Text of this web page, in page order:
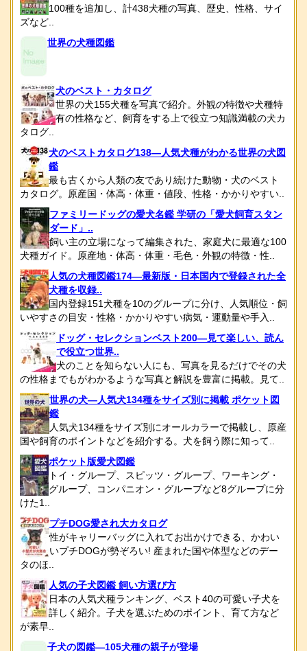
100種を追加し、計438犬種の写真、歴史、性格、サイ
ズなど..
世界の犬種図鑑
犬のベスト・カタログ
世界の犬155犬種を写真で紹介。外観の特徴や犬種特
有の性格など、飼育をする上で役立つ知識満載の犬カ
タログ..
犬のベストカタログ138―人気犬種がわかる世界の犬図
鑑
最も古くから人類の友であり続けた動物・犬のベスト
カタログ。原産国・体高・体重・値段、性格・かかりやすい..
ファミリードッグの愛犬名鑑 学研の「愛犬飼育スタン
ダード」..
飼い主の立場になって編集された、家庭犬に最適な100
犬種ガイド。原産地・体高・体重・毛色・外観の特徴・性..
人気の犬種図鑑174―最新版・日本国内で登録された全
犬種を収録..
国内登録151犬種を10のグループに分け、人気順位・飼
いやすさの目安・性格・かかりやすい病気・運動量や手入..
ドッグ・セレクションベスト200―見て楽しい、読ん
で役立つ世界..
犬のことを知らない人にも、写真を見るだけでその犬
の性格までもがわかるような写真と解説を豊富に掲載。見て..
世界の犬―人気犬134種をサイズ別に掲載 ポケット図
鑑
人気犬134種をサイズ別にオールカラーで掲載し、原産
国や飼育のポイントなどを紹介する。犬を飼う際に知って..
ポケット版愛犬図鑑
トイ・グループ、スピッツ・グループ、ワーキング・
グループ、コンパニオン・グループなど8グループに分
けた1..
プチDOG愛され大カタログ
性がキャリーバッグに入れてお出かけできる、かわい
いプチDOGが勢ぞろい! 産まれた国や体型などのデー
タのほ..
人気の子犬図鑑 飼い方選び方
日本の人気犬種ランキング、ベスト40の可愛い子犬を
詳しく紹介。子犬を選ぶためのポイント、育て方など
が素早..
子犬の図鑑―105犬種の親子が登場